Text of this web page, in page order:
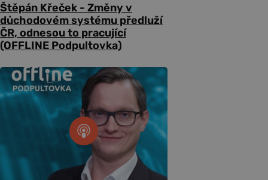
Štěpán Křeček - Změny v
důchodovém systému předluží
ČR, odnesou to pracující
(OFFLINE Podpultovka)